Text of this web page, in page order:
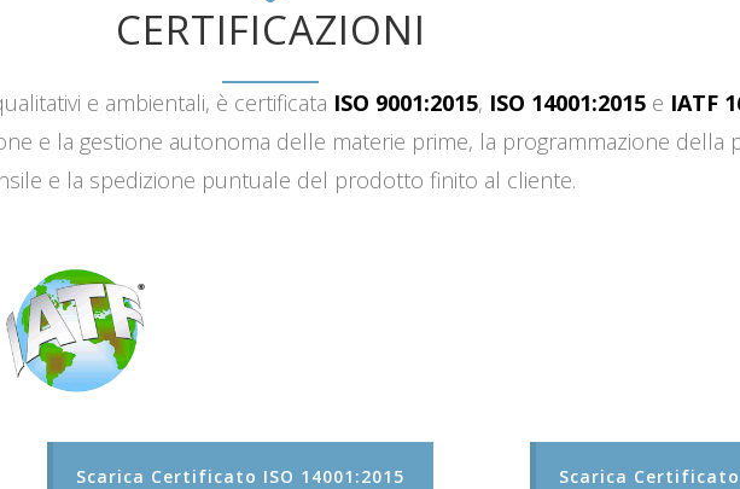
CERTIFICAZIONI
e ambientali, è certificata ISO 9001:2015, ISO 14001:2015 e IATF
e la gestione autonoma delle materie prime, la programmazione della
e la spedizione puntuale del prodotto finito al cliente.
Scarica Certificato ISO 14001:2015 Scarica Certificato